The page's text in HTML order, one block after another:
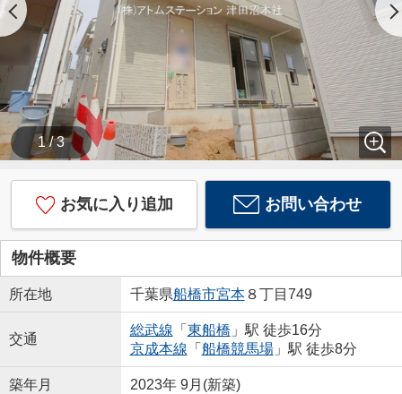
1 / 3
お気に入り追加 お問い合わせ
物件概要
所在地 千葉県船橋市宮本８丁目749
交通
総武線 「 東船橋 」駅 徒歩16分
京成本線 「 船橋競馬場」駅 徒歩8分
築年月 2023年 9月(新築)